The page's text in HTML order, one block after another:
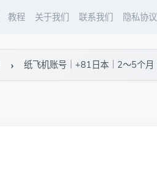
教程 关于我们 联系我们 隐私协议
纸飞机账号｜+81日本｜2～5个月